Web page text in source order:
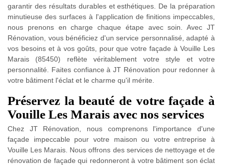
garantir des résultats durables et esthétiques. De la préparation
minutieuse des surfaces à l'application de finitions impeccables,
nous prenons en charge chaque étape avec soin. Avec JT
Rénovation, vous bénéficiez d'un service personnalisé, adapté à
vos besoins et à vos goûts, pour que votre façade à Vouille Les
Marais (85450) reflète véritablement votre style et votre
personnalité. Faites confiance à JT Rénovation pour redonner à
votre bâtiment l'éclat et le charme qu'il mérite.
Préservez la beauté de votre façade à
Vouille Les Marais avec nos services
Chez JT Rénovation, nous comprenons l'importance d'une
façade impeccable pour votre maison ou votre entreprise à
Vouille Les Marais. Nous offrons des services de nettoyage et de
rénovation de façade qui redonneront à votre bâtiment son éclat